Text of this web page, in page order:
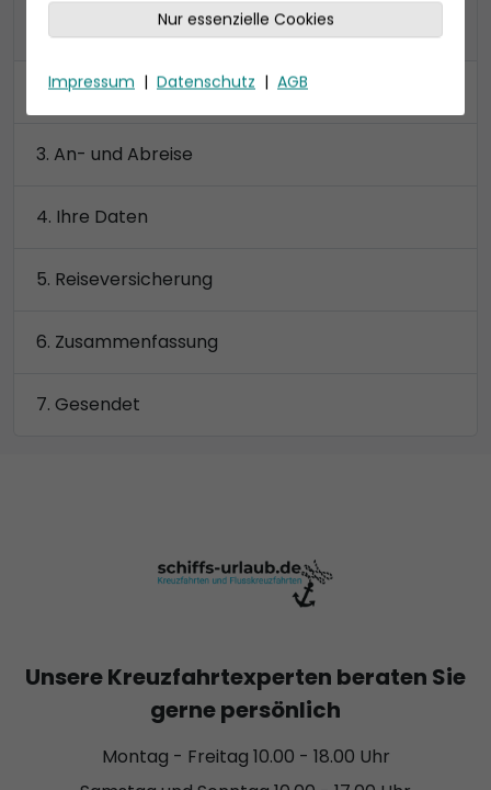
alle Kategorien anzeigen
Kabine
An- und Abreise
Ihre Daten
Reiseversicherung
Zusammenfassung
Gesendet
Nur essenzielle Cookies
Impressum | Datenschutz | AGB
Unsere Kreuzfahrtexperten beraten Sie
gerne persönlich
Montag - Freitag 10.00 - 18.00 Uhr